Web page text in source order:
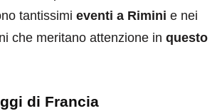
tantissimi eventi a Rimini e nei
che meritano attenzione in questo
di Francia